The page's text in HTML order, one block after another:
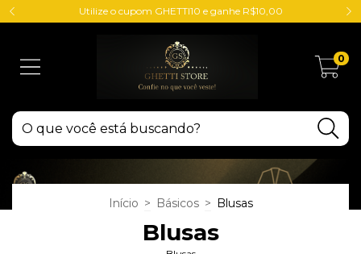
Utilize o cupom GHETTI10 e ganhe R$10,00
0
Início > Básicos > Blusas
Blusas